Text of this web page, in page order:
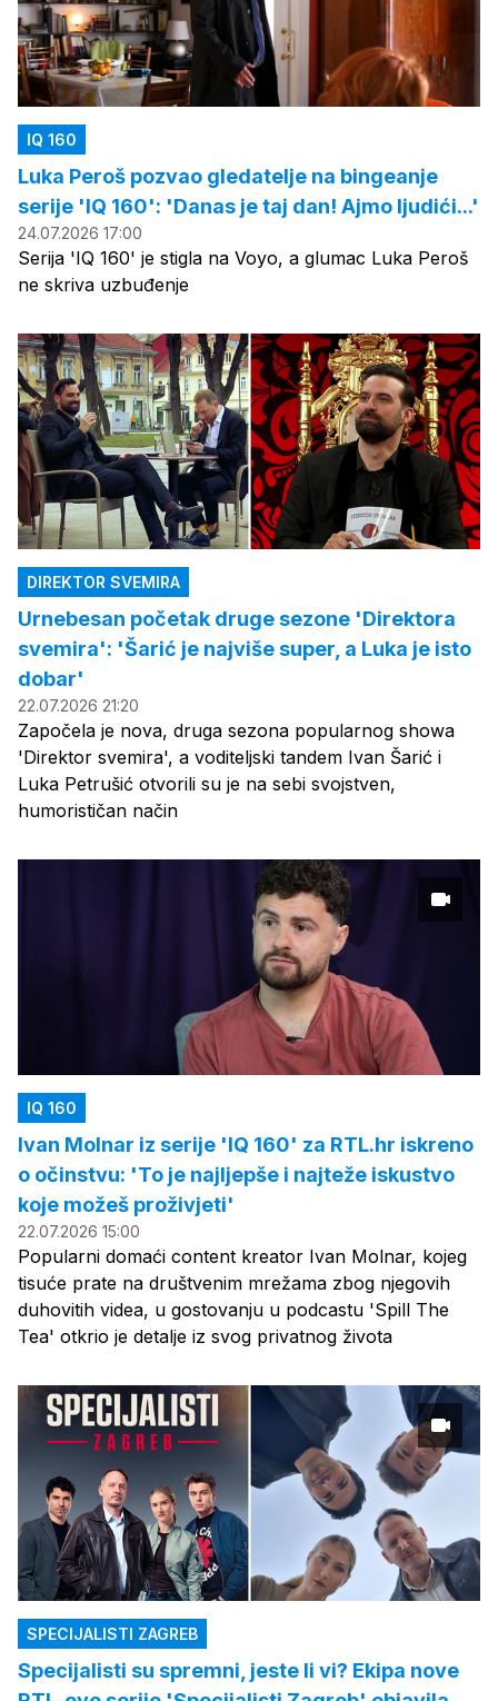
IQ 160
Luka Peroš pozvao gledatelje na bingeanje
serije 'IQ 160': 'Danas je taj dan! Ajmo ljudići...'
24.07.2026 17:00
Serija 'IQ 160' je stigla na Voyo, a glumac Luka Peroš
ne skriva uzbuđenje
DIREKTOR SVEMIRA
Urnebesan početak druge sezone 'Direktora
svemira': 'Šarić je najviše super, a Luka je isto
dobar'
22.07.2026 21:20
Započela je nova, druga sezona popularnog showa
'Direktor svemira', a voditeljski tandem Ivan Šarić i
Luka Petrušić otvorili su je na sebi svojstven,
humorističan način
IQ 160
Ivan Molnar iz serije 'IQ 160' za RTL.hr iskreno
o očinstvu: 'To je najljepše i najteže iskustvo
koje možeš proživjeti'
22.07.2026 15:00
Popularni domaći content kreator Ivan Molnar, kojeg
tisuće prate na društvenim mrežama zbog njegovih
duhovitih videa, u gostovanju u podcastu 'Spill The
Tea' otkrio je detalje iz svog privatnog života
SPECIJALISTI ZAGREB
Specijalisti su spremni, jeste li vi? Ekipa nove